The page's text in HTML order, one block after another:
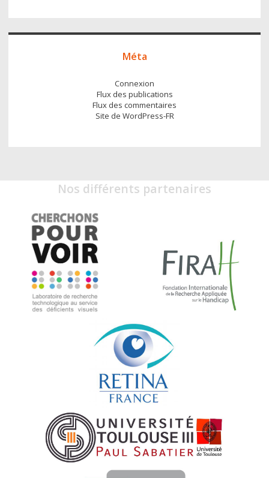
Méta
Connexion
Flux des publications
Flux des commentaires
Site de WordPress-FR
Nos différents partenaires